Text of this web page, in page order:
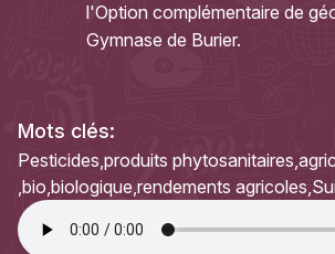
l'Option complémentaire de
Gymnase de Burier.
Mots clés:
Pesticides produits phytosanitaires
bio biologique rendements agricoles